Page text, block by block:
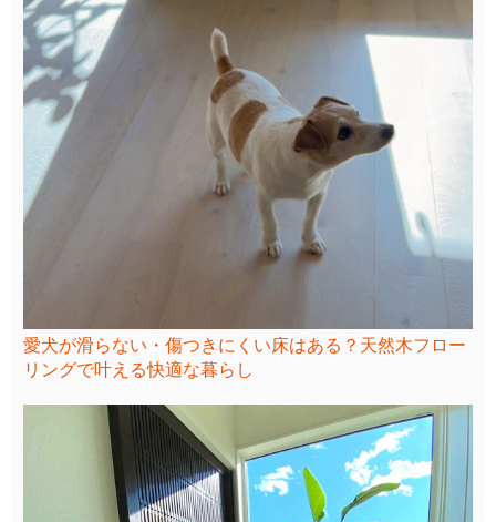
愛犬が滑らない・傷つきにくい床はある？天然木フロー
リングで叶える快適な暮らし